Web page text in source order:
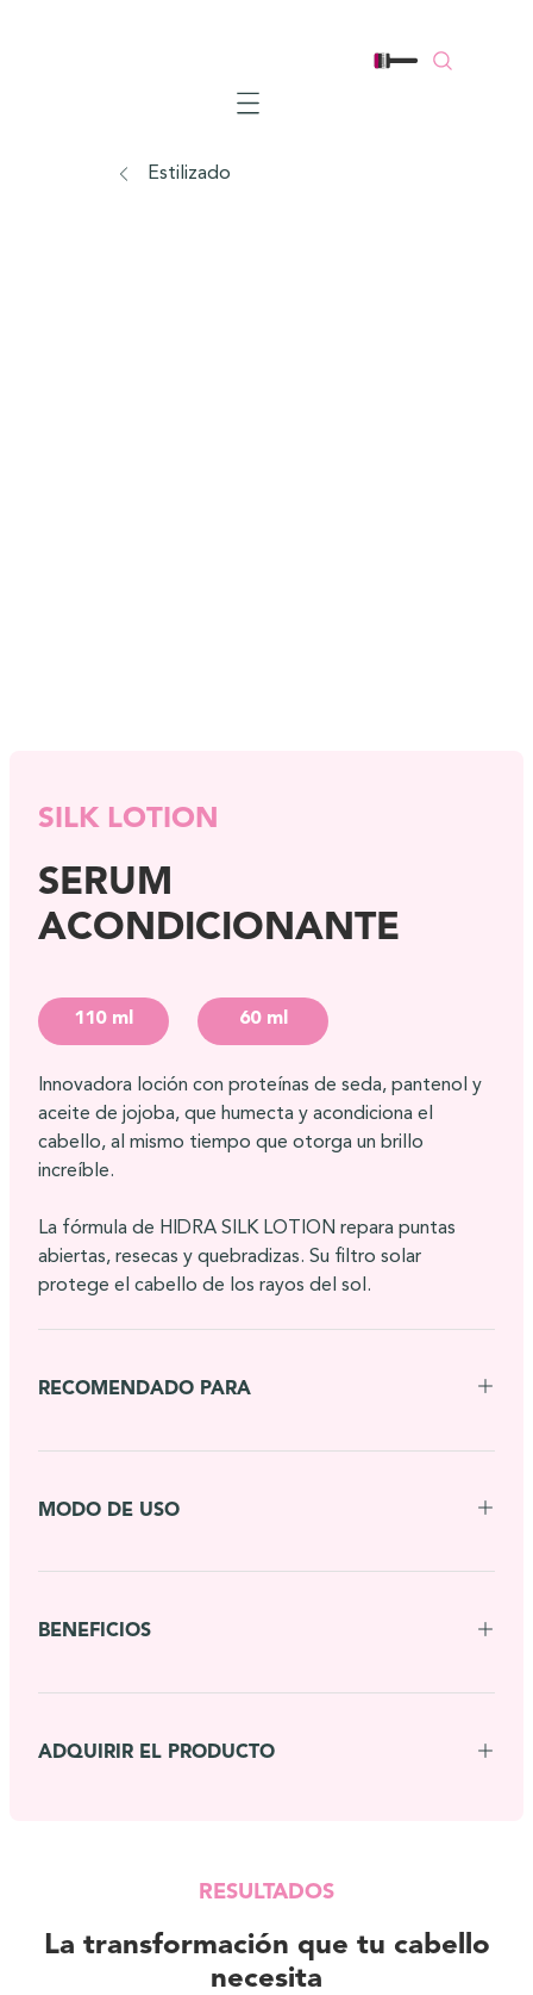
Mobile navigation
Estilizado
SILK LOTION
SERUM
ACONDICIONANTE
110 ml 60 ml
Innovadora loción con proteínas de seda, pantenol y
aceite de jojoba, que humecta y acondiciona el
cabello, al mismo tiempo que otorga un brillo
increíble.
La fórmula de HIDRA SILK LOTION repara puntas
abiertas, resecas y quebradizas. Su filtro solar
protege el cabello de los rayos del sol.
RECOMENDADO PARA
MODO DE USO
BENEFICIOS
ADQUIRIR EL PRODUCTO
RESULTADOS
La transformación que tu cabello
necesita